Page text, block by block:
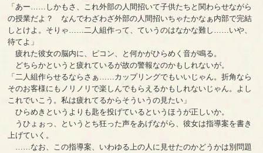
「あー……しかもさ、これ外部の人間招いて子供たちと関わらせながら
の授業だよ？ なんでわざわざ外部の人間招いちゃたかなぁ内部で完結
しとけよ。そりゃ……二人組作って、ていうのはなかな難し……いや、
待てよ」
疲れた彼女の脳内に、ピコン、と何かがひらめく音が鳴る。
どちらかというと疲れているが故の警報なのかもしれないが。
「二人組作らせるならさぁ……カップリングでもいいじゃん。折角なら
そのお客様にもノリノリで楽しんでもらえるかもしれないじゃん。よし
これでいこう。私は疲れてるからそういうの見たい」
ひらめきというよりも匙を投げているというほうが正しいか。
うひょぉっ、というとち狂った声をあげながら、彼女は指導案を書き
上げていく。
……なお、この指導案、いわゆる上の人に見せたのかどうかは別問題